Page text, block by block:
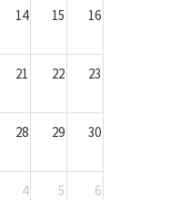
14 15 16
21 22 23
28 29 30
4 5 6